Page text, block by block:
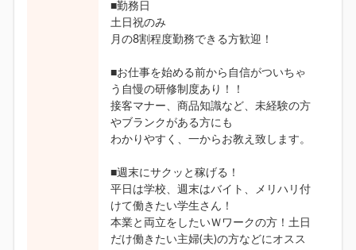
■勤務日
土日祝のみ
月の8割程度勤務できる方歓迎！
■お仕事を始める前から自信がついちゃ
う自慢の研修制度あり！！
接客マナー、商品知識など、未経験の方
やブランクがある方にも
わかりやすく、一からお教え致します。
■週末にサクッと稼げる！
平日は学校、週末はバイト、メリハリ付
けて働きたい学生さん！
本業と両立をしたいＷワークの方！土日
だけ働きたい主婦(夫)の方などにオスス